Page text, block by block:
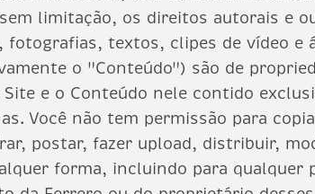
limitação, os direitos autorais e
textos, clipes de vídeo e
o "Conteúdo") são de
e o Conteúdo nele contido
Você não tem permissão para
postar, fazer upload, distribuir,
forma, incluindo para